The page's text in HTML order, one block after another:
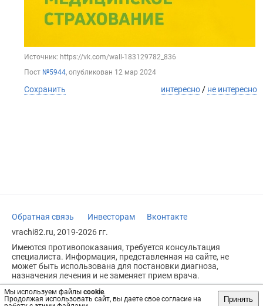
Мы используем файлы cookie.
Продолжая использовать сайт, вы даете свое согласие на
Принять
Источник: https://vk.com/wall-183129782_836
Пост №5944, опубликован 12 мар 2024
Сохранить интересно / не интересно
Обратная связь Инвесторам
Вконтакте
vrachi82.ru, 2019-2026 гг.
Имеются противопоказания, требуется консультация
специалиста. Информация, представленная на сайте, не
может быть использована для постановки диагноза,
назначения лечения и не заменяет прием врача.
Возрастное ограничение: 18+